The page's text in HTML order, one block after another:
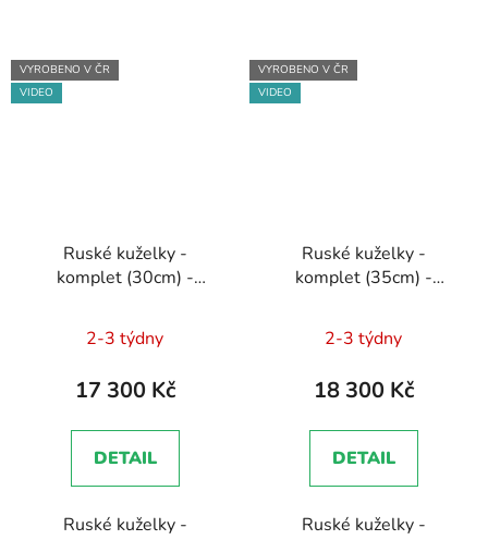
VYROBENO V ČR
VIDEO
Ruské kuželky -
komplet (30cm) -
hodnocení
produktu
5,0
z
hvězdiček.
2-3 týdny
17 300 Kč
DETAIL
Ruské kuželky -
VYROBENO V ČR
VIDEO
Ruské kuželky -
komplet (35cm) -
hodnocení
produktu
5,0
z
hvězdiček.
2-3 týdny
18 300 Kč
DETAIL
Ruské kuželky -